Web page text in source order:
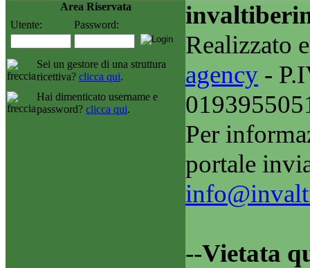
Area Riservata
Utente:
Password:
Sei un gestore di una struttura
ricettiva? clicca qui.
Hai dimenticato username e
password? clicca qui.
Realizzato
agency -
Per
portale
--Vietata